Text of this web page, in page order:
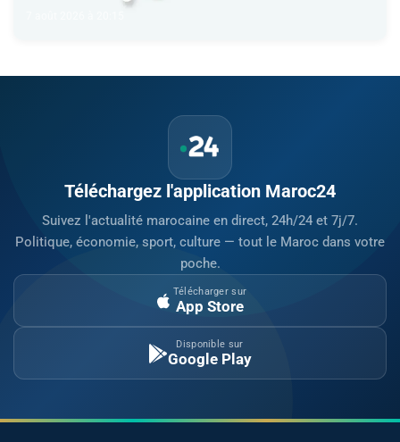
Téléchargez l'application Maroc24
Suivez l'actualité marocaine en direct, 24h/24 et 7j/7.
Politique, économie, sport, culture — tout le Maroc dans votre
poche.
Télécharger sur
App Store
Disponible sur
Google Play